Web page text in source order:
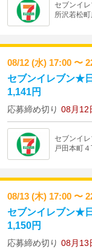
セブンイレ
所沢若松
08/12 (水) 17:00 〜
セブンイレブン★
1,141円
応募締め切り 08月12
セブンイレ
戸田本町
08/13 (木) 17:00 〜
セブンイレブン★
1,150円
応募締め切り 08月13